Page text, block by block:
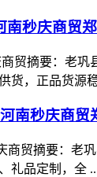
南秒庆商贸
商贸摘要：老
货，正品货源
南秒庆商贸
商贸摘要：老
礼品定制，全